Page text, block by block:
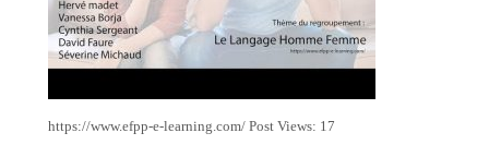
https://www.efpp-e-learning.com/ Post Views: 17